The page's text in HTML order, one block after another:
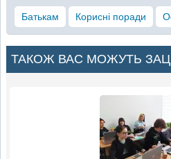
Батькам Корисні поради
ТАКОЖ ВАС МОЖУТЬ